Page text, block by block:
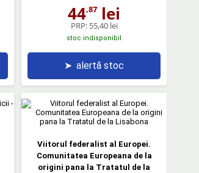
44,87 lei
PRP: 55,40 lei
stoc indisponibil
➤ alertă stoc
Viitorul federalist al Europei.
Comunitatea Europeana de la
origini pana la Tratatul de la